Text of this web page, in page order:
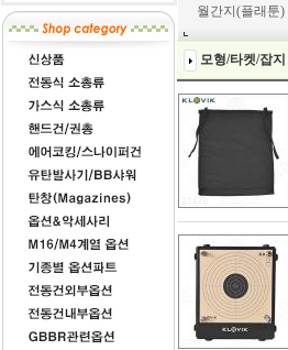
월간지(플래툰)
모형/타켓/잡지